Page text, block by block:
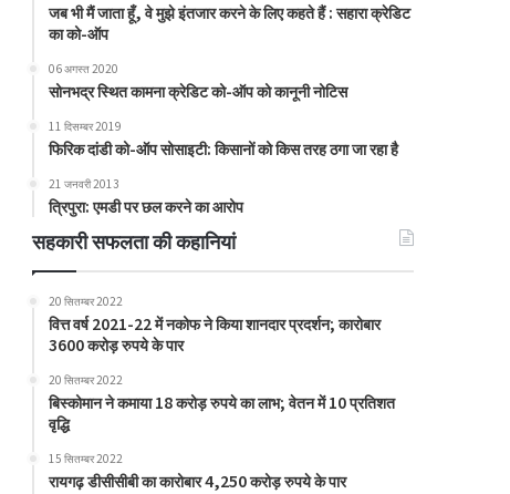
जब भी मैं जाता हूँ, वे मुझे इंतजार करने के लिए कहते हैं : सहारा क्रेडिट
का को-ऑप
06 अगस्त 2020
सोनभद्र स्थित कामना क्रेडिट को-ऑप को कानूनी नोटिस
11 दिसम्बर 2019
फिरिक दांडी को-ऑप सोसाइटी: किसानों को किस तरह ठगा जा रहा है
21 जनवरी 2013
त्रिपुरा: एमडी पर छल करने का आरोप
सहकारी सफलता की कहानियां
20 सितम्बर 2022
वित्त वर्ष 2021-22 में नकोफ ने किया शानदार प्रदर्शन; कारोबार
3600 करोड़ रुपये के पार
20 सितम्बर 2022
बिस्कोमान ने कमाया 18 करोड़ रुपये का लाभ; वेतन में 10 प्रतिशत
वृद्धि
15 सितम्बर 2022
रायगढ़ डीसीसीबी का कारोबार 4,250 करोड़ रुपये के पार